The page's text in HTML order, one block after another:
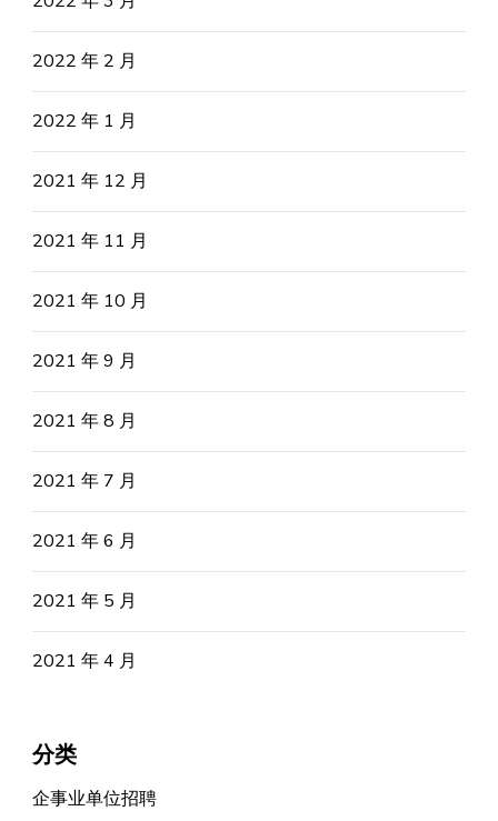
2022 年 2 月
2022 年 1 月
2021 年 12 月
2021 年 11 月
2021 年 10 月
2021 年 9 月
2021 年 8 月
2021 年 7 月
2021 年 6 月
2021 年 5 月
2021 年 4 月
分类
企事业单位招聘